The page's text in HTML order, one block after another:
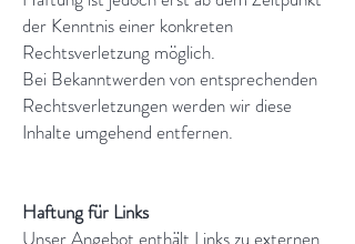
der Kenntnis einer konkreten
Rechtsverletzung möglich.
Bei Bekanntwerden von entsprechenden
Rechtsverletzungen werden wir diese
Inhalte umgehend entfernen.
Haftung für Links
Unser Angebot enthält Links zu externen